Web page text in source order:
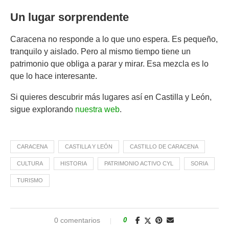
Un lugar sorprendente
Caracena no responde a lo que uno espera. Es pequeño,
tranquilo y aislado. Pero al mismo tiempo tiene un
patrimonio que obliga a parar y mirar. Esa mezcla es lo
que lo hace interesante.
Si quieres descubrir más lugares así en Castilla y León,
sigue explorando nuestra web.
CARACENA CASTILLA Y LEÓN CASTILLO DE CARACENA
CULTURA HISTORIA PATRIMONIO ACTIVO CYL SORIA
TURISMO
0 comentarios 0